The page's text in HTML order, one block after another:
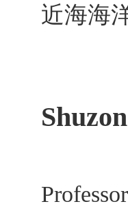
近海海
Professor